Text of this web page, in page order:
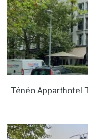
Ténéo Apparthotel